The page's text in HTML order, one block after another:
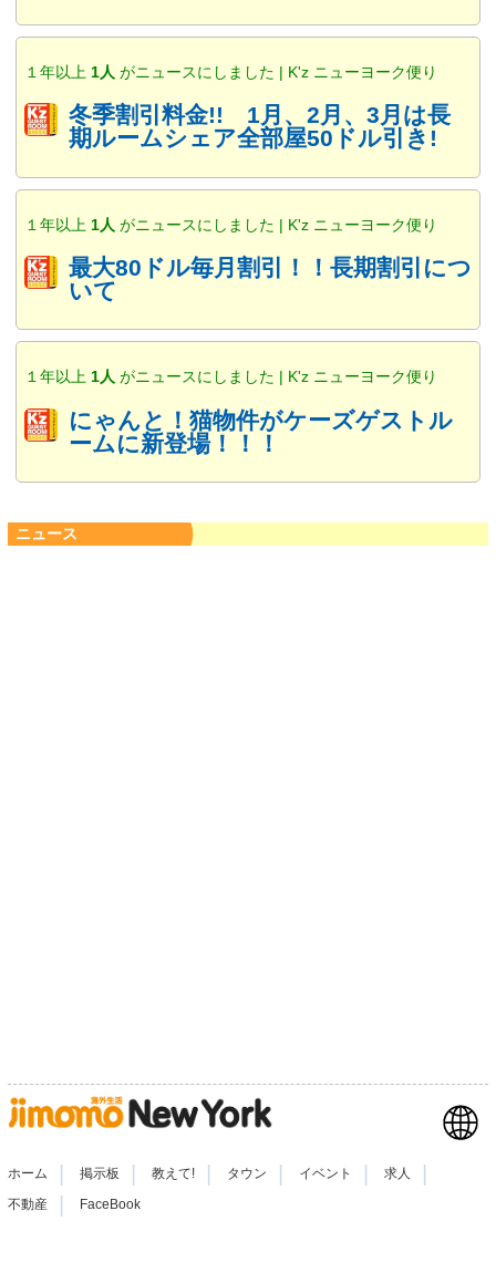
１年以上 1人 がニュースにしました | K'z ニューヨーク便り
冬季割引料金!! 1月、2月、3月は長
期ルームシェア全部屋50ドル引き!
１年以上 1人 がニュースにしました | K'z ニューヨーク便り
最大80ドル毎月割引！！長期割引につ
いて
１年以上 1人 がニュースにしました | K'z ニューヨーク便り
にゃんと！猫物件がケーズゲストル
ームに新登場！！！
ニュース
ホーム 掲示板 教えて! タウン イベント 求人
不動産 | FaceBook